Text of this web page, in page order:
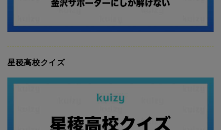
星稜高校クイズ